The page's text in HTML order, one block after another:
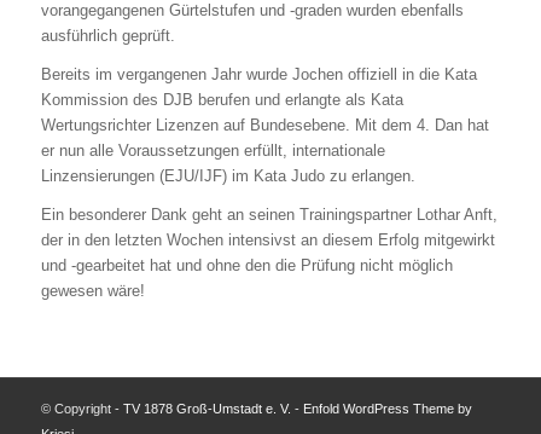
vorangegangenen Gürtelstufen und -graden wurden ebenfalls
ausführlich geprüft.
Bereits im vergangenen Jahr wurde Jochen offiziell in die Kata
Kommission des DJB berufen und erlangte als Kata
Wertungsrichter Lizenzen auf Bundesebene. Mit dem 4. Dan hat
er nun alle Voraussetzungen erfüllt, internationale
Linzensierungen (EJU/IJF) im Kata Judo zu erlangen.
Ein besonderer Dank geht an seinen Trainingspartner Lothar Anft,
der in den letzten Wochen intensivst an diesem Erfolg mitgewirkt
und -gearbeitet hat und ohne den die Prüfung nicht möglich
gewesen wäre!
© Copyright - TV 1878 Groß-Umstadt e. V. - Enfold WordPress Theme by